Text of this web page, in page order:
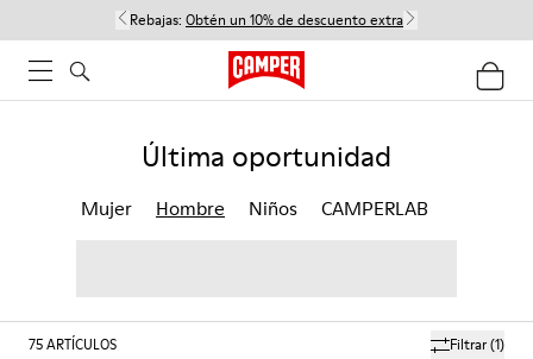
Rebajas: Obtén un 10% de descuento extra
Última oportunidad
Mujer Hombre Niños CAMPERLAB
Filtrar(1)
75ARTÍCULOS